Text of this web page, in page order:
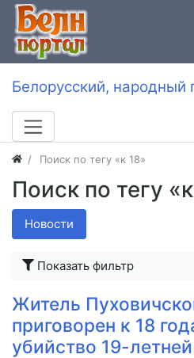
Белорусский, народный
Поиск по тегу «к 18»
Поиск по тегу
Новости
Показать фильтр
Житель
приговорен к 18
убийство 19-